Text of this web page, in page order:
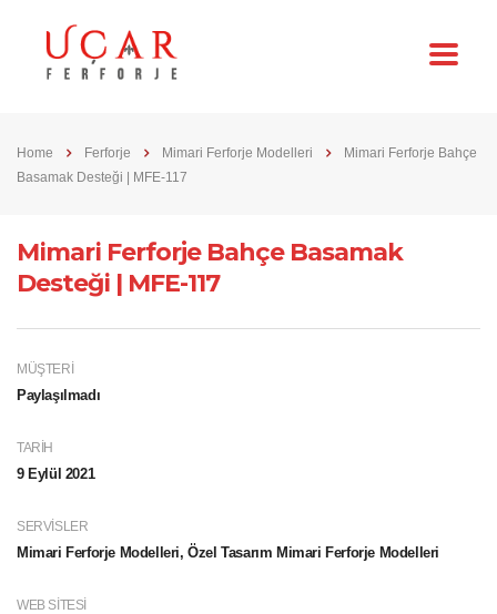
Home Ferforje Mimari Ferforje Modelleri
Mimari Ferforje Bahçe
Basamak Desteği | MFE-117
Mimari Ferforje Bahçe Basamak
Desteği | MFE-117
MÜŞTERI
Paylaşılmadı
TARIH
9 Eylül 2021
SERVISLER
Mimari Ferforje Modelleri, Özel Tasarım Mimari Ferforje Modelleri
WEB SITESI